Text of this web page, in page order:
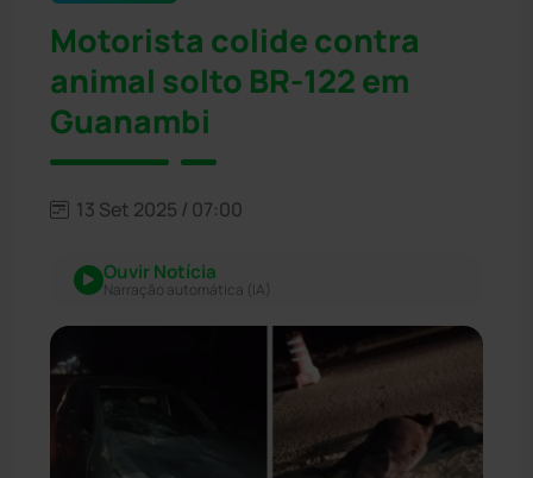
Motorista colide contra
animal solto BR-122 em
Guanambi
13 Set 2025 / 07:00
Ouvir Notícia
Narração automática (IA)